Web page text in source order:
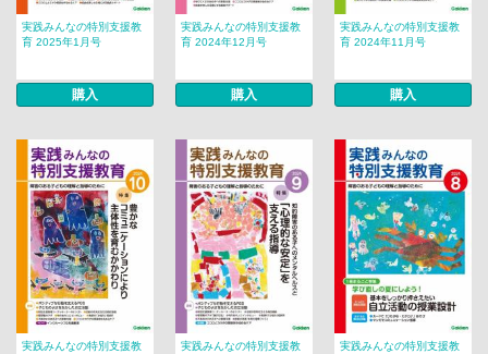
実践みんなの特別支援教
育 2025年1月号
購入
実践みんなの特別支援教
育 2024年12月号
購入
実践みんなの特別支援教
育 2024年11月号
購入
実践みんなの特別支援教
実践みんなの特別支援教
実践みんなの特別支援教